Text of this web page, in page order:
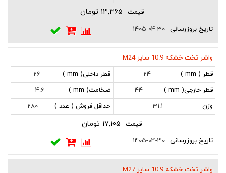
1405-04-30
واشر تخت خشکه 10.9 سایز M24
24
26
44
4.6
31.1
280
1405-04-30
واشر تخت خشکه 10.9 سایز M27